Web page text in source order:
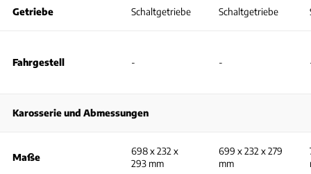
Getriebe Schaltgetriebe Schaltgetriebe
Fahrgestell - -
Karosserie und Abmessungen
Maße
698 x 232 x
293 mm
699 x 232 x 279
mm